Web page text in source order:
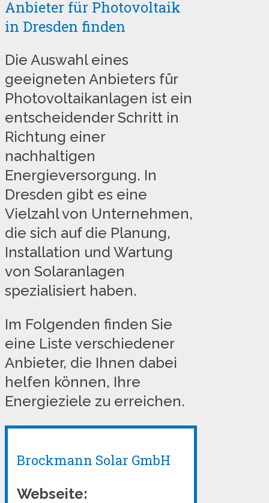
Anbieter für Photovoltaik
in Dresden finden
Die Auswahl eines
geeigneten Anbieters für
Photovoltaikanlagen ist ein
entscheidender Schritt in
Richtung einer
nachhaltigen
Energieversorgung. In
Dresden gibt es eine
Vielzahl von Unternehmen,
die sich auf die Planung,
Installation und Wartung
von Solaranlagen
spezialisiert haben.
Im Folgenden finden Sie
eine Liste verschiedener
Anbieter, die Ihnen dabei
helfen können, Ihre
Energieziele zu erreichen.
Brockmann Solar GmbH
Webseite: